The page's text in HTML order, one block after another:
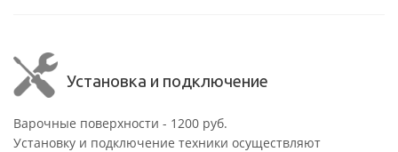
Установка и подключение
Варочные поверхности - 1200 руб.
Установку и подключение техники осуществляют